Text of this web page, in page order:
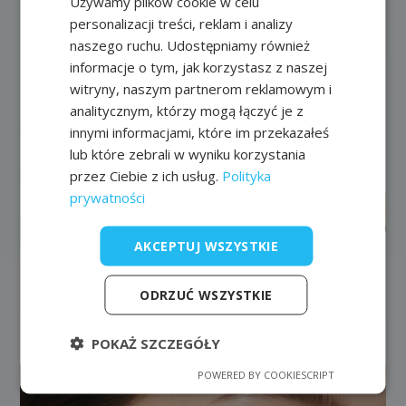
Dlaczego skóra traci jędrność i jak
temu zapobiegać?
Jędrna, gładka i elastyczna skóra to marzenie
wielu osób. Niestety z biegiem lat jej wygląd
stopniowo się zmienia. Skóra staje się mniej
napięta, pojawiają się pierwsze zmarszczki, a
kiedyś. Jest to całkowicie naturalny proces,
personalizacji treści, reklam i analizy
naszego ruchu. Udostępniamy również
informacje o tym, jak korzystasz z naszej
witryny, naszym partnerom reklamowym i
analitycznym, którzy mogą łączyć je z
innymi informacjami, które im przekazałeś
lub które zebrali w wyniku korzystania
przez Ciebie z ich usług. Polityka
prywatności
AKCEPTUJ WSZYSTKIE
ODRZUĆ WSZYSTKIE
POKAŻ SZCZEGÓŁY
POWERED BY COOKIESCRIPT